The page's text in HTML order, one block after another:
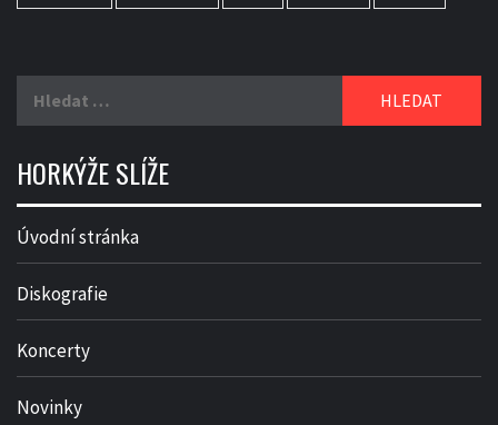
HORKÝŽE SLÍŽE
Úvodní stránka
Diskografie
Koncerty
Novinky